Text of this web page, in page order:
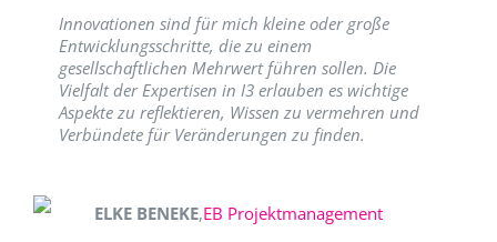
Innovationen sind für mich kleine oder große
Entwicklungsschritte, die zu einem
gesellschaftlichen Mehrwert führen sollen. Die
Vielfalt der Expertisen in I3 erlauben es wichtige
Aspekte zu reflektieren, Wissen zu vermehren und
Verbündete für Veränderungen zu finden.
ELKE BENEKE,EB Projektmanagement